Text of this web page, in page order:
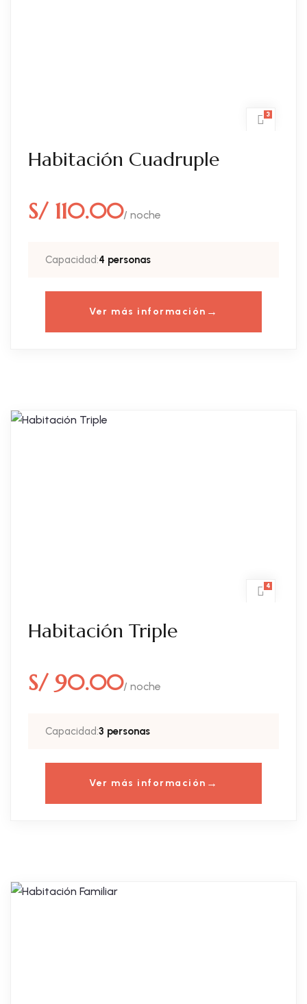
3
Habitación Cuadruple
S/ 110.00/ noche
Capacidad:4 personas
Ver más información
4
Habitación Triple
S/ 90.00/ noche
Capacidad:3 personas
Ver más información